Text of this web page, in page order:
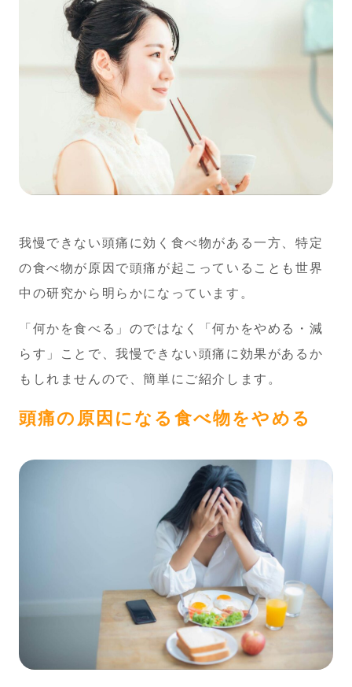
我慢できない頭痛に効く食べ物がある一方、特定
の食べ物が原因で頭痛が起こっていることも世界
中の研究から明らかになっています。
「何かを食べる」のではなく「何かをやめる・減
らす」ことで、我慢できない頭痛に効果があるか
もしれませんので、簡単にご紹介します。
頭痛の原因になる食べ物をやめる